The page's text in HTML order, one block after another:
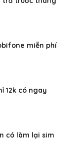
miễn phí
12k có ngay
có làm lại sim